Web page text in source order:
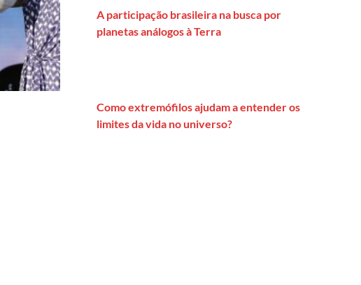
A participação brasileira na busca por
planetas análogos à Terra
Como extremófilos ajudam a entender os
limites da vida no universo?